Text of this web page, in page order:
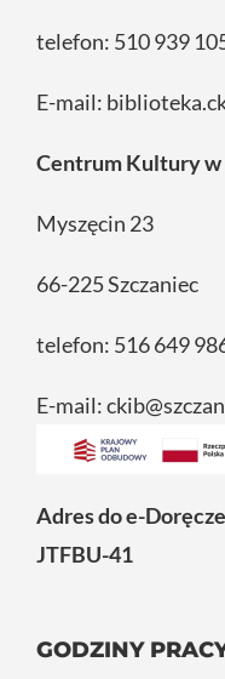
telefon: 510 939
E-mail:
Centrum Kultury w
Myszęcin 23
66-225 Szczaniec
telefon: 516 649
E-mail:
Adres do e-
JTFBU-41
GODZINY